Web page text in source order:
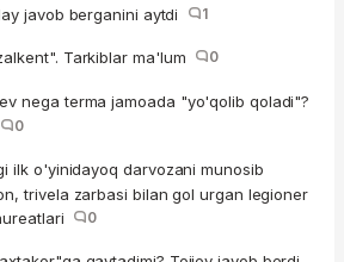
javob berganini aytdi
1
Tarkiblar ma'lum 0
nega terma jamoada "yo'qolib qoladi"?
0
ilk o'yinidayoq darvozani munosib
trivela zarbasi bilan gol urgan legioner
0